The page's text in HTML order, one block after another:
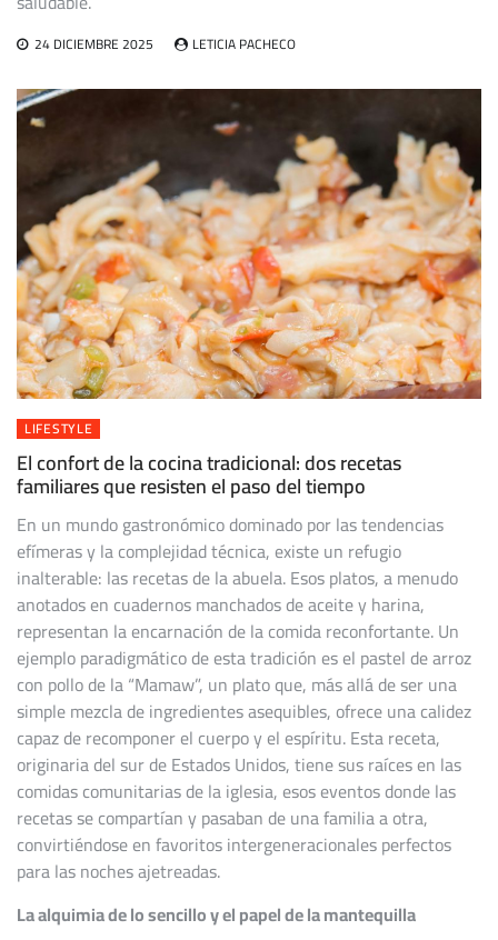
24 DICIEMBRE 2025 LETICIA PACHECO
LIFESTYLE
El confort de la cocina tradicional: dos recetas
familiares que resisten el paso del tiempo
En un mundo gastronómico dominado por las tendencias
efímeras y la complejidad técnica, existe un refugio
inalterable: las recetas de la abuela. Esos platos, a menudo
anotados en cuadernos manchados de aceite y harina,
representan la encarnación de la comida reconfortante. Un
ejemplo paradigmático de esta tradición es el pastel de arroz
con pollo de la “Mamaw”, un plato que, más allá de ser una
simple mezcla de ingredientes asequibles, ofrece una calidez
capaz de recomponer el cuerpo y el espíritu. Esta receta,
originaria del sur de Estados Unidos, tiene sus raíces en las
comidas comunitarias de la iglesia, esos eventos donde las
recetas se compartían y pasaban de una familia a otra,
convirtiéndose en favoritos intergeneracionales perfectos
para las noches ajetreadas.
La alquimia de lo sencillo y el papel de la mantequilla